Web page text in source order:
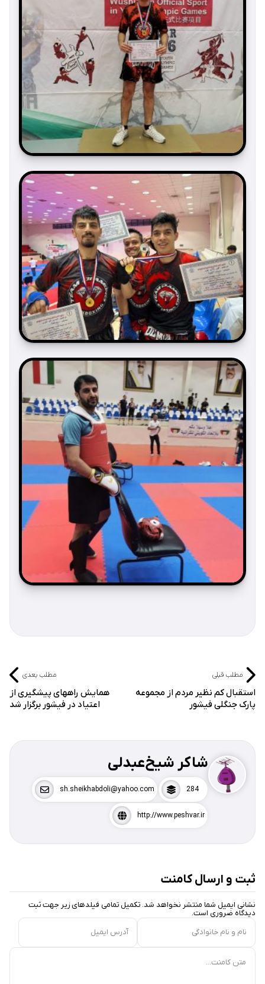
مطلب قبلی
استقبال کم نظیر مردم از مجموعه
پارک جنگلی فیشور
مطلب بعدی
همایش راههای پیشگیری از
اعتیاد در فیشور برگزار شد
شاکر شیخ‌عبدلی
284
sh.sheikhabdoli@yahoo.com
http://www.peshvar.ir
ثبت و ارسال کامنت
نشانی ایمیل شما منتشر نخواهد شد. تکمیل تمامی فیلد‌های زیر جهت ثبت
دیدگاه ضروری است.
نام و نام خانوادگی
آدرس ایمیل
متن کامنت...